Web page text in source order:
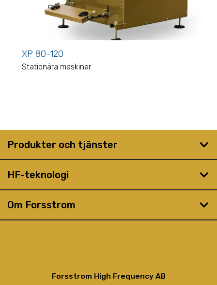
XP 80-120
Stationära maskiner
Produkter och tjänster
HF-teknologi
Om Forsstrom
Forsstrom High Frequency AB